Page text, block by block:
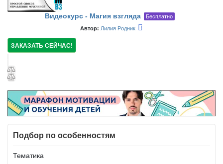
Подбор по особенностям
Тематика
Видеокурс - Магия взгляда
Бесплатно
Автор: Лилия Родник
ЗАКАЗАТЬ СЕЙЧАС!